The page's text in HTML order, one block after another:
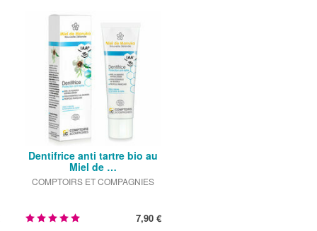
Dentifrice anti tartre bio au
Miel de …
COMPTOIRS ET COMPAGNIES
7,90 €